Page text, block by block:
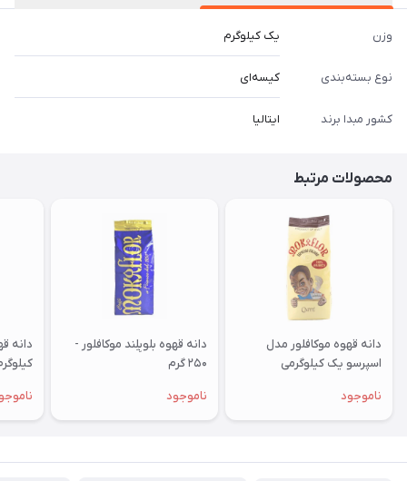
وزن یک کیلوگرم
نوع بسته‌بندی کیسه‌ای
کشور مبدا برند ایتالیا
محصولات مرتبط
دانه قهوه موکافلور مدل
اسپرسو یک کیلوگرمی
ناموجود
دانه قهوه بلوبِلِند موکافلور -
۲۵۰ گرم
ناموجود